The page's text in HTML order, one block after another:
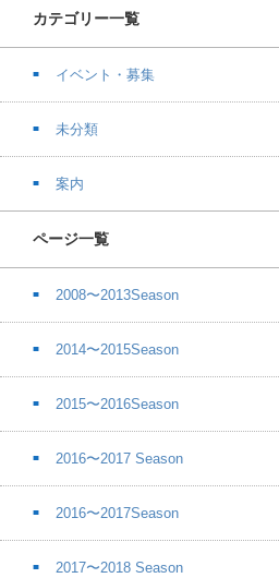
カテゴリー一覧
イベント・募集
未分類
案内
ページ一覧
2008〜2013Season
2014〜2015Season
2015〜2016Season
2016〜2017 Season
2016〜2017Season
2017〜2018 Season